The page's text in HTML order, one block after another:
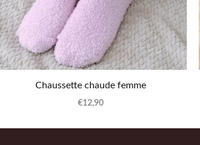
Chaussette chaude femme
€12,90